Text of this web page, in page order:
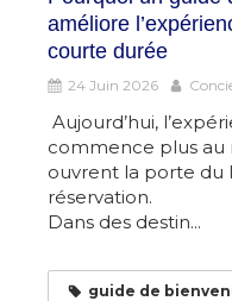
améliore
courte durée
24 Juin 2026
Aujourd’hui,
commence plus au
ouvrent la porte du
réservation.
Dans des destin...
guide de